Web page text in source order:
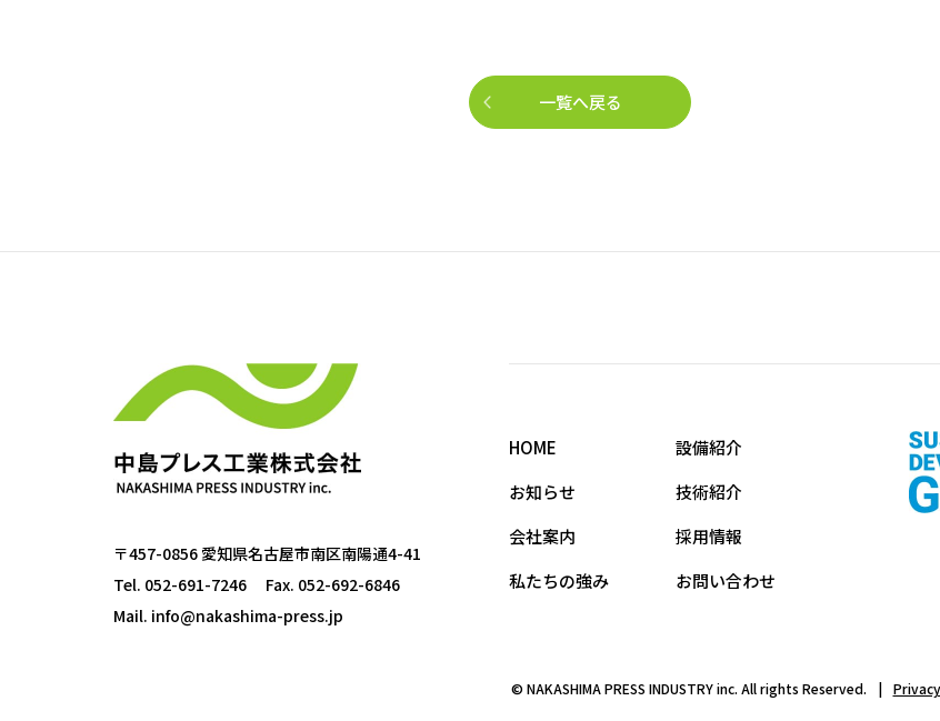
一覧へ戻る
〒457-0856 愛知県名古屋市南区南陽通4-41
Tel. 052-691-7246
Fax. 052-692-6846
Mail. info@nakashima-press.jp
HOME
お知らせ
会社案内
私たちの強み
設備紹介
技術紹介
採用情報
お問い合わせ
© NAKASHIMA PRESS INDUSTRY inc. All rights Reserved.